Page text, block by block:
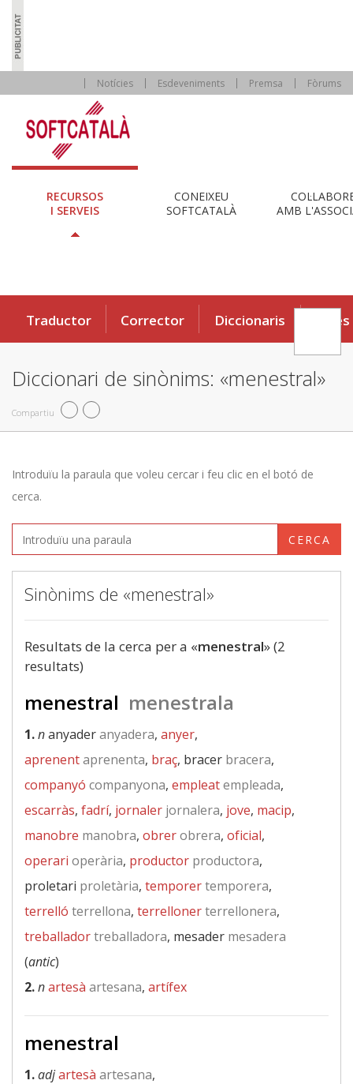
Notícies Esdeveniments Premsa Fòrums
RECURSOS
I SERVEIS
CONEIXEU
SOFTCATALÀ
AMB
Traductor Corrector Diccionaris Eines
Diccionari de sinònims: «menestral»
Compartiu
Introduïu la paraula que voleu cercar i feu clic en el botó de
cerca.
CERCA
Sinònims de «menestral»
Resultats de la cerca per a «menestral» (2
resultats)
menestral menestrala
1.nanyaderanyadera, anyer,
aprenentaprenenta, braç, bracer bracera,
companyó companyona, empleatempleada,
escarràs, fadrí, jornaler jornalera, jove, macip,
manobre manobra, obrerobrera, oficial,
operari operària, productor productora,
proletari proletària, temporertemporera,
terrelló terrellona, terrellonerterrellonera,
treballadortreballadora, mesader mesadera
(antic)
2.nartesà artesana, artífex
menestral
1.adjartesà artesana,